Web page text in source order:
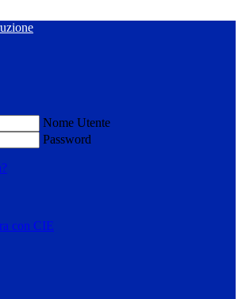
Nome Utente
Password
con CIE